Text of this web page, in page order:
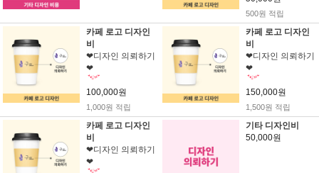
500원 적립
카페 로고 디자인
비
❤디자인 의뢰하기
❤
100,000원
1,000원 적립
카페 로고 디자인
비
❤디자인 의뢰하기
❤
150,000원
1,500원 적립
카페 로고 디자인
비
❤디자인 의뢰하기
❤
기타 디자인비
50,000원